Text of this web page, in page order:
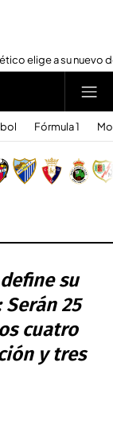
elige a su nuevo
Fórmula 1
su
25
cuatro
y tres